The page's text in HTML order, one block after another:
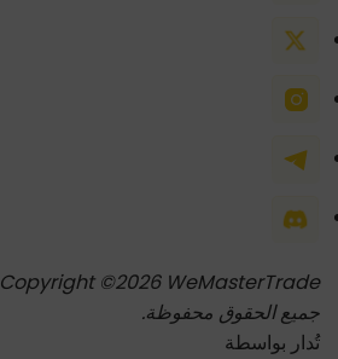
Copyright ©2026 WeMasterTrade.
جميع الحقوق محفوظة.
تُدار بواسطة